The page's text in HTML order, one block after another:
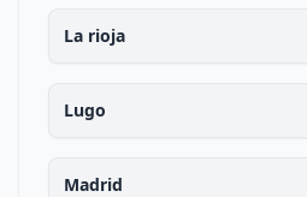
La rioja
Lugo
Madrid